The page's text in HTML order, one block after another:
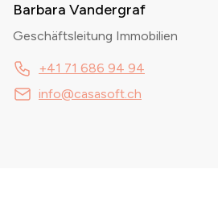
Barbara Vandergraf
Geschäftsleitung Immobilien
+41 71 686 94 94
info@casasoft.ch